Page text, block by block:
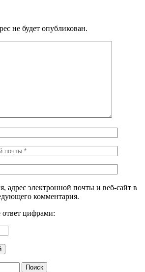
не будет опубликован.
адрес электронной почты и веб-сайт в
комментария.
ответ цифрами: